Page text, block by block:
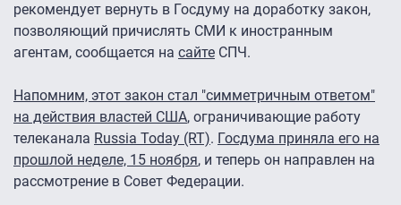
рекомендует вернуть в Госдуму на доработку закон,
позволяющий причислять СМИ к иностранным
агентам, сообщается на сайте СПЧ.
Напомним, этот закон стал "симметричным ответом"
на действия властей США, ограничивающие работу
телеканала Russia Today (RT). Госдума приняла его на
прошлой неделе, 15 ноября, и теперь он направлен на
рассмотрение в Совет Федерации.